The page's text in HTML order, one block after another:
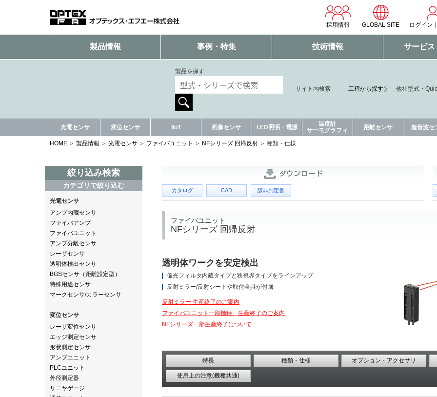
採用情報 GLOBAL SITE ログイン
製品情報 事例・特集 技術情報 サービス
製品を探す
サイト内検索 工程から探す 他社型式・
光電センサ 変位センサ IIoT 画像センサ LED照明・電源
温度計
サーモグラフィ
距離センサ 超音波セ
HOME 製品情報 光電センサ ファイバユニット NFシリーズ 回帰反射 種類・仕様
絞り込み検索
カテゴリで絞り込む
光電センサ
アンプ内蔵センサ
ファイバアンプ
ファイバユニット
アンプ分離センサ
レーザセンサ
透明体検出センサ
BGSセンサ（距離設定型）
特殊用途センサ
マークセンサ/カラーセンサ
変位センサ
レーザ変位センサ
エッジ測定センサ
形状測定センサ
アンプユニット
PLCユニット
外径測定器
リニヤゲージ
カタログ CAD 該非判定書
ファイバユニット
NFシリーズ 回帰反射
透明体ワークを安定検出
偏光フィルタ内蔵タイプと狭視界タイプをラインアップ
反射ミラー/反射シートや取付金具が付属
反射ミラー 生産終了のご案内
ファイバユニット一部機種、生産終了のご案内
NFシリーズ一部生産終了について
特長 種類・仕様 オプション・アクセサリ
使用上の注意(機種共通)